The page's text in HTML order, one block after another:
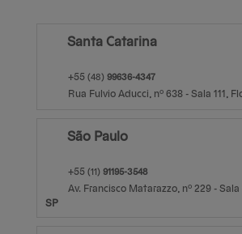
Santa Catarina
+55 (48) 99636-4347
Rua Fulvio Aducci, nº 638 - Sala 111,
São Paulo
+55 (11) 91195-3548
Av. Francisco Matarazzo, nº 229 - Sala
S ão
P